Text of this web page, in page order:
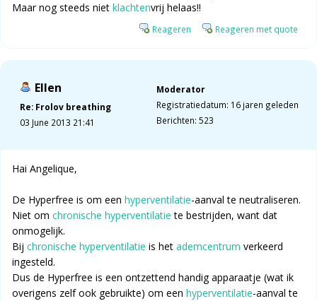
Maar nog steeds niet klachtenvrij helaas!!
Reageren Reageren met quote
Ellen
Re: Frolov breathing
03 June 2013 21:41
Moderator
Registratiedatum: 16 jaren geleden
Berichten: 523
Hai Angelique,
De Hyperfree is om een hyperventilatie-aanval te neutraliseren.
Niet om chronische hyperventilatie te bestrijden, want dat
onmogelijk.
Bij chronische hyperventilatie is het ademcentrum verkeerd
ingesteld.
Dus de Hyperfree is een ontzettend handig apparaatje (wat ik
overigens zelf ook gebruikte) om een hyperventilatie-aanval te